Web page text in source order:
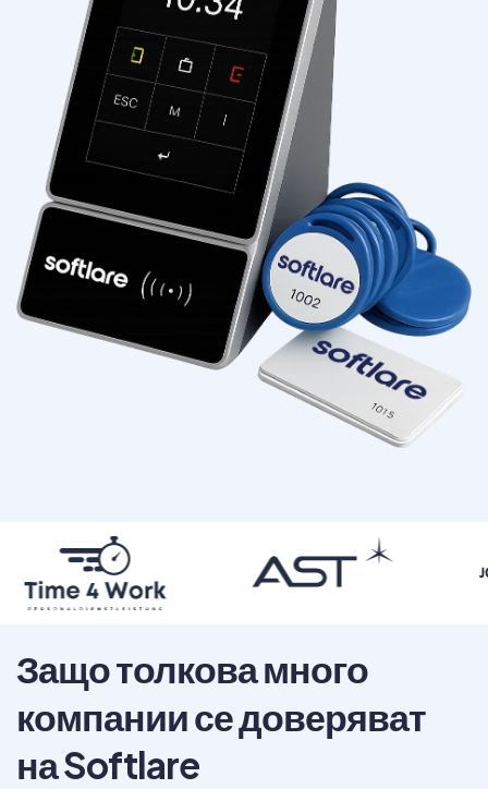
Защо толкова много
компании се доверяват
на Softlare